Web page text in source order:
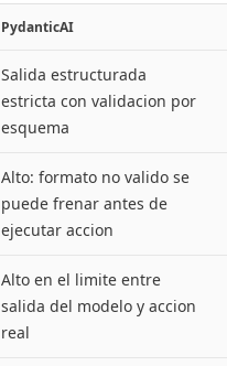
PydanticAI
Salida estructurada
estricta con validacion por
esquema
Alto: formato no valido se
puede frenar antes de
ejecutar accion
Alto en el limite entre
salida del modelo y accion
real